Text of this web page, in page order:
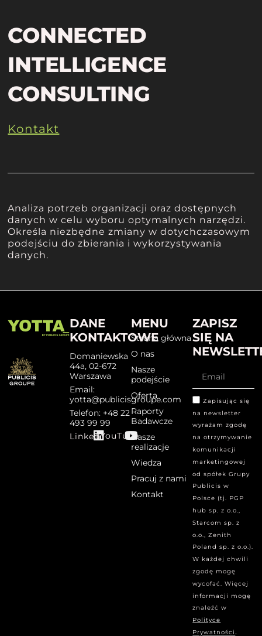
CONNECTED
INTELLIGENCE
CONSULTING
Kontakt
Analiza potrzeb organizacji oraz dostępnych
danych w celu wyboru optymalnych narzędzi.
Określa niezbędne zmiany w dotychczasowym
podejściu do zbierania i wykorzystywania
danych.
DANE
KONTAKTOWE
Domaniewska
44a, 02-672
Warszawa
Email:
yotta@publicisgroupe.com
Telefon: +48 22
493 99 99
LinkedYouTube
MENU
Strona główna
O nas
Nasze
podejście
Oferta
Raporty
Badawcze
Nasze
realizacje
Wiedza
Pracuj z nami
Kontakt
ZAPISZ
SIĘ NA
Zapisując się
na newsletter
wyrażam zgodę
na otrzymywanie
komunikacji
marketingowej
od spółek Grupy
Publicis w
Polsce (tj. PGP
hub sp. z o.o.,
Starcom sp. z
o.o., Zenith
Poland sp. z o.o.).
W każdej chwili
zgodę mogę
wycofać. Więcej
informacji mogę
znaleźć w
Polityce
Prywatności.